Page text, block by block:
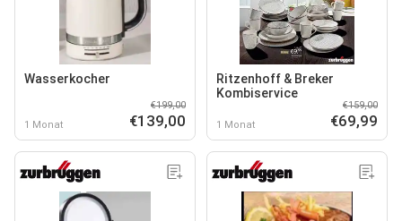
Wasserkocher
1 Monat
€199,00
€139,00
Ritzenhoff & Breker
Kombiservice
1 Monat
€159,00
€69,99